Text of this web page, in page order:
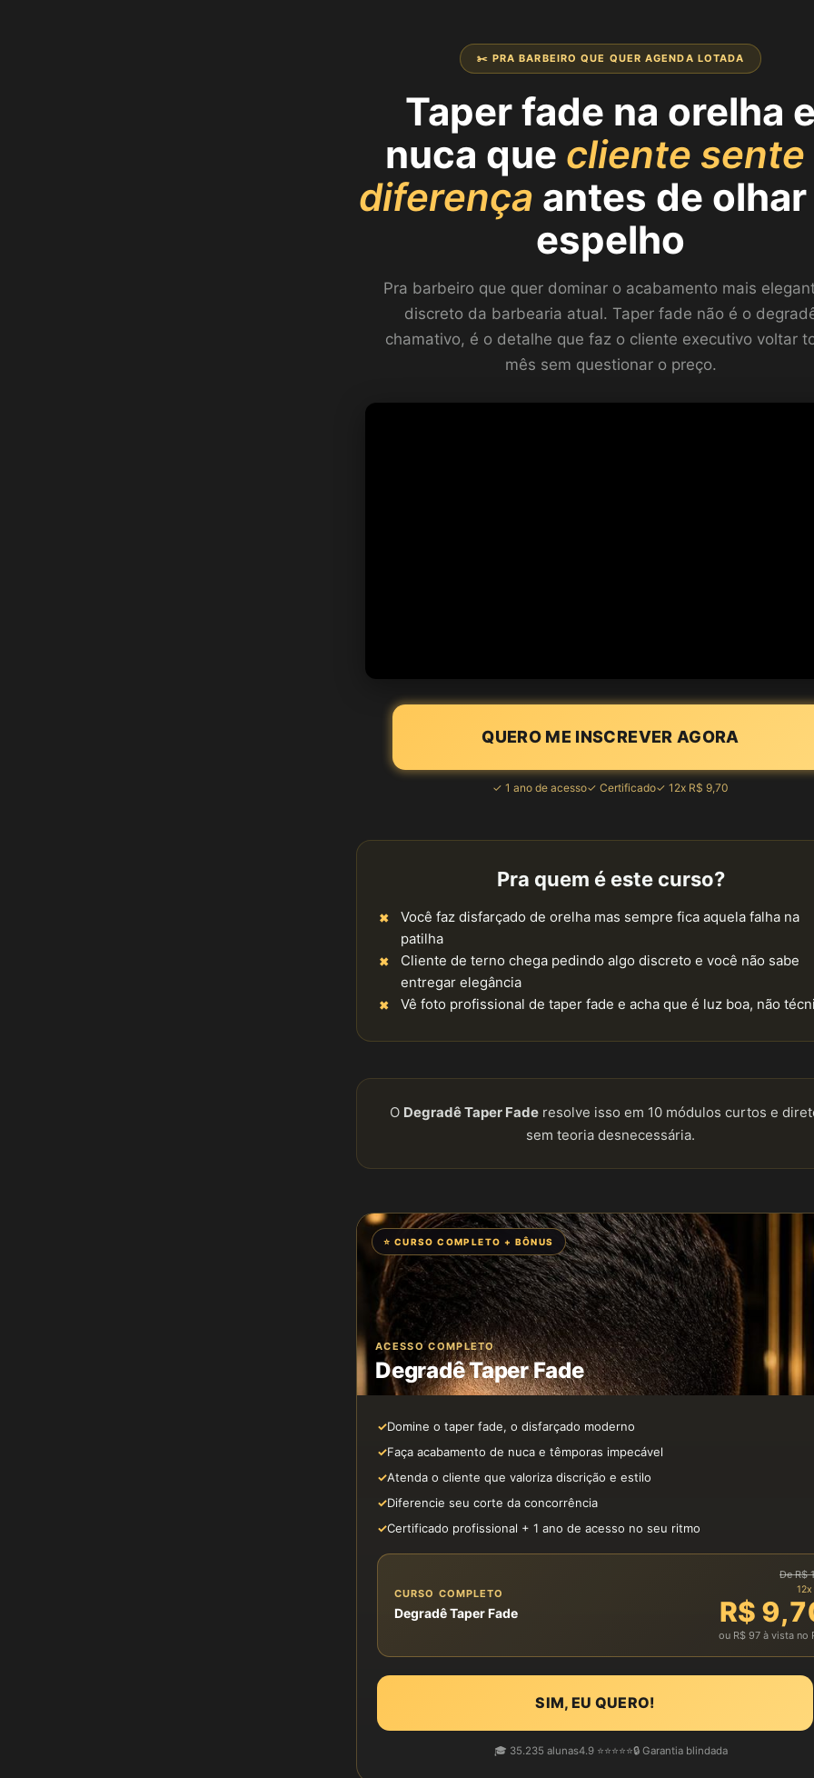
✂️ PRA BARBEIRO QUE QUER AGENDA LOTADA
Taper fade na orelha
nuca que cliente sente
diferença antes de
espelho
Pra barbeiro que quer dominar o acabamento mais
discreto da barbearia atual. Taper fade não é o
chamativo, é o detalhe que faz o cliente executivo voltar
mês sem questionar o preço.
QUERO ME INSCREVER AGORA
✓ 1 ano de acesso✓ Certificado✓ 12x R$ 9,70
Pra quem é este curso?
Você faz disfarçado de orelha mas sempre fica aquela falha na
patilha
Cliente de terno chega pedindo algo discreto e você não sabe
entregar elegância
Vê foto profissional de taper fade e acha que é luz boa, não
O Degradê Taper Fade resolve isso em 10 módulos curtos e
sem teoria desnecessária.
⭐ CURSO COMPLETO + BÔNUS
ACESSO COMPLETO
Degradê Taper Fade
✓Domine o taper fade, o disfarçado moderno
✓Faça acabamento de nuca e têmporas impecável
✓Atenda o cliente que valoriza discrição e estilo
✓Diferencie seu corte da concorrência
✓Certificado profissional + 1 ano de acesso no seu ritmo
CURSO COMPLETO
Degradê Taper Fade
De R$
R$
ou R$ 97 à vista no
SIM, EU QUERO!
🎓 35.235 alunas4.9 ⭐⭐⭐⭐⭐🔒 Garantia blindada